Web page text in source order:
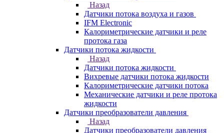
Назад
Датчики потока воздуха и газов
IFM Electronic
Калориметрические датчики и реле
протока газа
Датчики потока жидкости
Назад
Датчики потока жидкости
Вихревые датчики потока жидкости
Калориметрические датчики потока
Механические датчики и реле протока
жидкости
Датчики преобразователи давления
Назад
Датчики преобразователи давления